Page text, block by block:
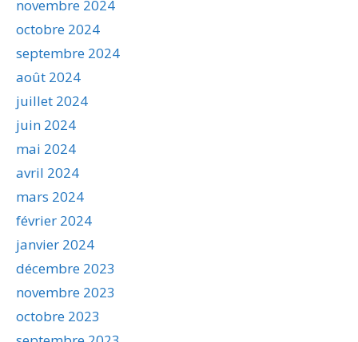
novembre 2024
octobre 2024
septembre 2024
août 2024
juillet 2024
juin 2024
mai 2024
avril 2024
mars 2024
février 2024
janvier 2024
décembre 2023
novembre 2023
octobre 2023